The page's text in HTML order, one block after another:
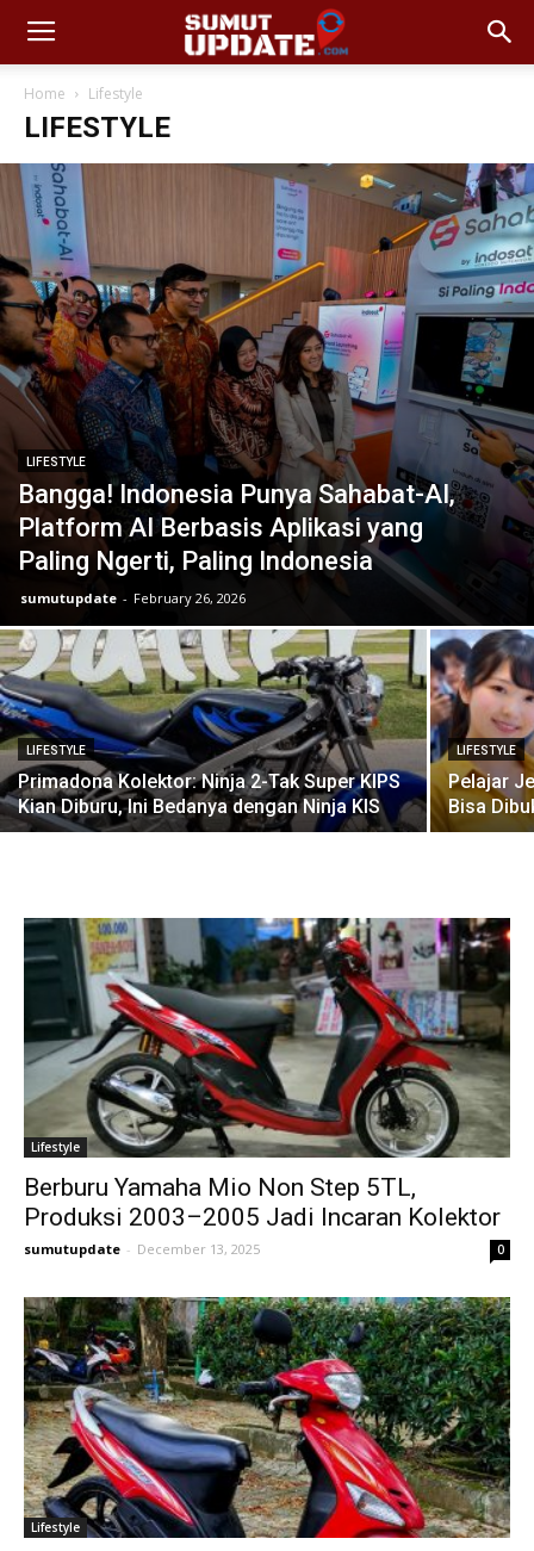
Home Lifestyle
LIFESTYLE
LIFESTYLE
Bangga! Indonesia Punya Sahabat-AI,
Platform AI Berbasis Aplikasi yang
Paling Ngerti, Paling Indonesia
sumutupdate - February 26, 2026
LIFESTYLE
Primadona Kolektor: Ninja 2-Tak Super KIPS
Kian Diburu, Ini Bedanya dengan Ninja KIS
LIFESTYLE
Pelajar
Bisa
Lifestyle
Berburu Yamaha Mio Non Step 5TL,
Produksi 2003–2005 Jadi Incaran Kolektor
sumutupdate - December 13, 2025 0
Lifestyle